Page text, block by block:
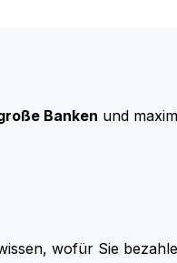
Banken und
wofür Sie